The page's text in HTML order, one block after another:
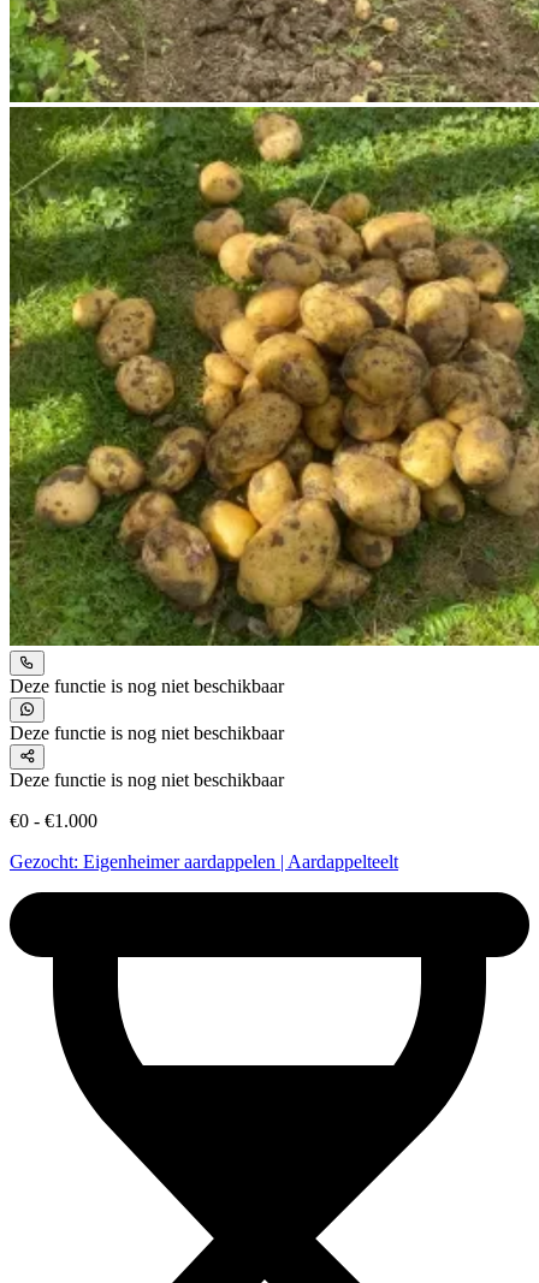
Deze functie is nog niet beschikbaar
Deze functie is nog niet beschikbaar
Deze functie is nog niet beschikbaar
€0 - €1.000
Gezocht: Eigenheimer aardappelen | Aardappelteelt